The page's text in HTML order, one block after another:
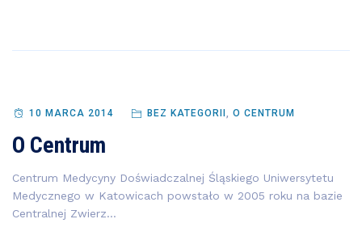
10 MARCA 2014 BEZ KATEGORII , O CENTRUM
O Centrum
Centrum Medycyny Doświadczalnej Śląskiego Uniwersytetu
Medycznego w Katowicach powstało w 2005 roku na bazie
Centralnej Zwierz...